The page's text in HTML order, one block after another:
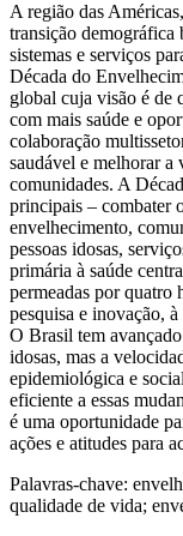
A região das
transição demográfica
sistemas e serviços
Década do
global cuja visão é de
com mais saúde e
colaboração
saudável e melhorar a
comunidades. A
principais – combater
envelhecimento,
pessoas idosas,
primária à saúde
permeadas por quatro
pesquisa e inovação,
O Brasil tem
idosas, mas a
epidemiológica e
eficiente a essas
é uma oportunidade
ações e atitudes para
Palavras-chave:
qualidade de vida;